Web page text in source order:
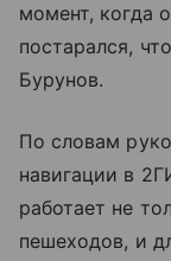
момент, когда
постарался,
Бурунов.
По словам
навигации в
работает не
пешеходов, и